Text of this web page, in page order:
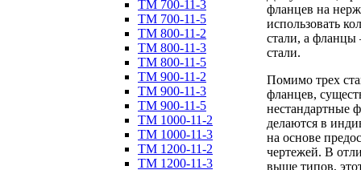
ТM 700-11-3
ТM 700-11-5
ТM 800-11-2
ТM 800-11-3
ТM 800-11-5
ТM 900-11-2
ТM 900-11-3
ТM 900-11-5
ТM 1000-11-2
ТM 1000-11-3
ТM 1200-11-2
ТM 1200-11-3
фланцев на
использовать
стали, а фланцы
стали.
Помимо трех
фланцев,
нестандартные
делаются в
на основе
чертежей. В
выше типов,